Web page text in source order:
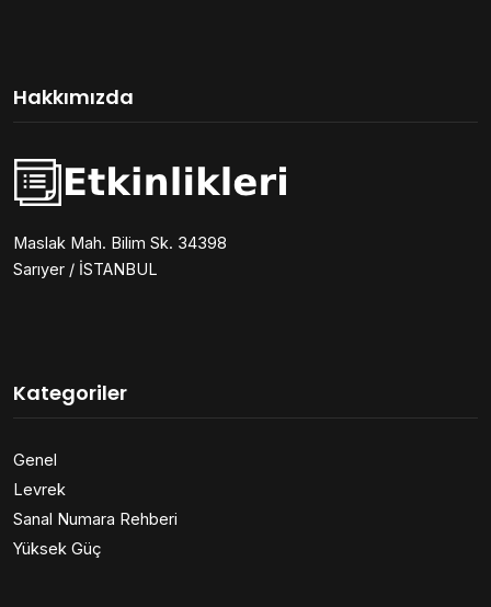
Hakkımızda
Maslak Mah. Bilim Sk. 34398
Sarıyer / İSTANBUL
Kategoriler
Genel
Levrek
Sanal Numara Rehberi
Yüksek Güç